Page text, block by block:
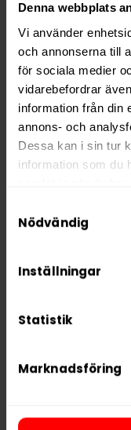
Denna webbplats
Vi använder
och annonserna till
för sociala medier
vidarebefordrar
information från din
annons- och
Dessa kan i sin tur
information som du
We work with
Nödvändig
Inställningar
Statistik
Marknadsföring
Denna
nikotin
Snusstocken.se
sortiment av
alltid till bra priser.
välja det som
Fokus på
alla snusälskare.